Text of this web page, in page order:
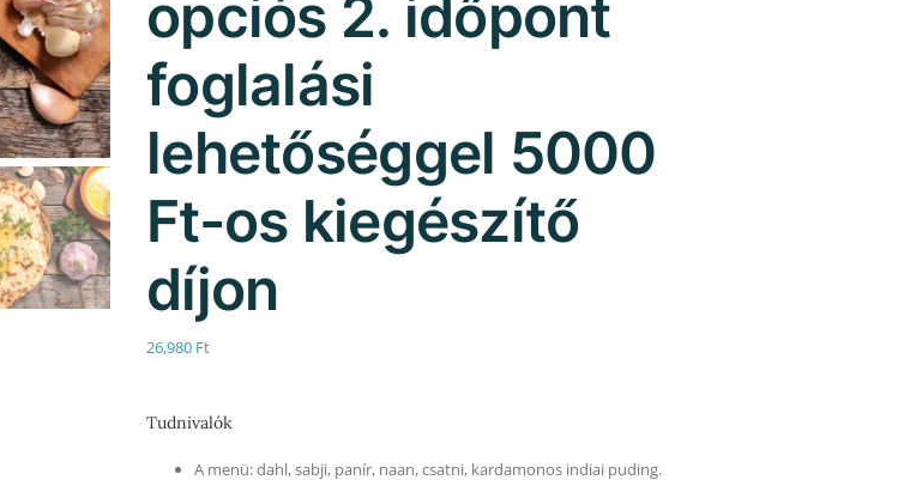
opciós 2. időpont
foglalási
lehetőséggel 5000
Ft-os kiegészítő
díjon
26,980 Ft
Tudnivalók
A menü: dahl, sabji, panír, naan, csatni, kardamonos indiai puding.